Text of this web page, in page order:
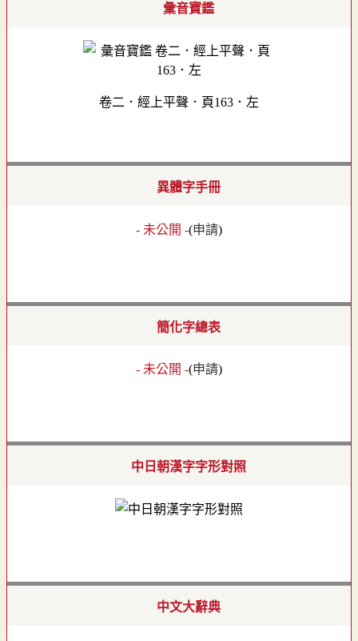
彙音寶鑑
卷二．經上平聲．頁163．左
異體字手冊
- 未公開 -(申請)
簡化字總表
- 未公開 -(申請)
中日朝漢字字形對照
中文大辭典